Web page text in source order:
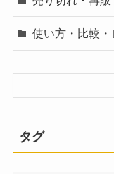
使い方・比較・
タグ